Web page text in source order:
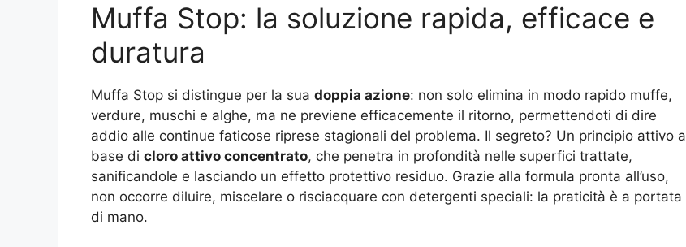
Muffa Stop: la soluzione rapida, efficace e
duratura
Muffa Stop si distingue per la sua doppia azione: non solo elimina in modo rapido muffe,
verdure, muschi e alghe, ma ne previene efficacemente il ritorno, permettendoti di dire
addio alle continue faticose riprese stagionali del problema. Il segreto? Un principio attivo a
base di cloro attivo concentrato, che penetra in profondità nelle superfici trattate,
sanificandole e lasciando un effetto protettivo residuo. Grazie alla formula pronta all’uso,
non occorre diluire, miscelare o risciacquare con detergenti speciali: la praticità è a portata
di mano.